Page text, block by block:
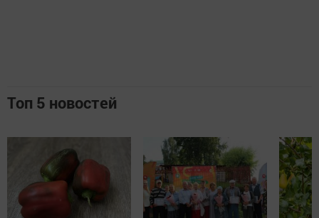
Топ 5 новостей